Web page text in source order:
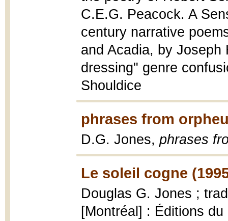
C.E.G. Peacock. A
century narrative
and Acadia, by
dressing" genre
Shouldice
phrases from
D.G. Jones, phrases
Le soleil cogne
Douglas G. Jones ;
[Montréal] : Éditions